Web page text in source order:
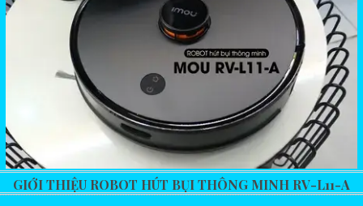
GIỚI THIỆU ROBOT HÚT BỤI THÔNG MINH RV-L11-A